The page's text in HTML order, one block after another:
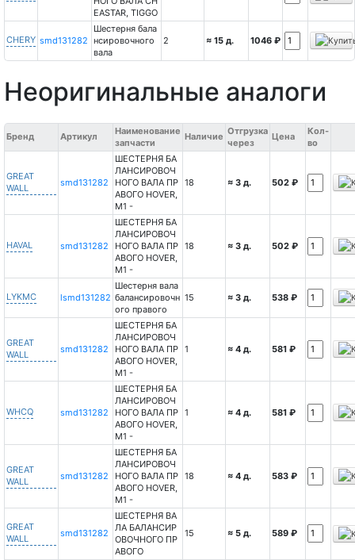
EASTAR, TIGGO
CHERY smd131282
Шестерня бала
нсировочного
вала
2 ≈ 15 д. 1046 ₽
Неоригинальные аналоги
Бренд Артикул
Наименование
запчасти
Наличие Отгрузка
через
Цена
Кол-
во
GREAT
WALL
smd131282
ШЕСТЕРНЯ БА
ЛАНСИРОВОЧ
НОГО ВАЛА ПР
АВОГО HOVER,
М1 -
18 ≈ 3 д. 502 ₽
HAVAL smd131282
ШЕСТЕРНЯ БА
ЛАНСИРОВОЧ
НОГО ВАЛА ПР
АВОГО HOVER,
М1 -
18 ≈ 3 д. 502 ₽
LYKMC lsmd131282
Шестерня вала
балансировочн
ого правого
15 ≈ 3 д. 538 ₽
GREAT
WALL
smd131282
ШЕСТЕРНЯ БА
ЛАНСИРОВОЧ
НОГО ВАЛА ПР
АВОГО HOVER,
М1 -
1 ≈ 4 д. 581 ₽
WHCQ smd131282
ШЕСТЕРНЯ БА
ЛАНСИРОВОЧ
НОГО ВАЛА ПР
АВОГО HOVER,
М1 -
1 ≈ 4 д. 581 ₽
GREAT
WALL
smd131282
ШЕСТЕРНЯ БА
ЛАНСИРОВОЧ
НОГО ВАЛА ПР
АВОГО HOVER,
М1 -
18 ≈ 4 д. 583 ₽
GREAT
WALL
smd131282
ШЕСТЕРНЯ ВА
ЛА БАЛАНСИР
ОВОЧНОГО ПР
АВОГО
15 ≈ 5 д. 589 ₽